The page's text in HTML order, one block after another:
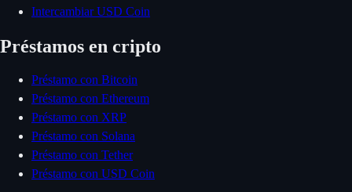
Intercambiar USD Coin
Préstamos en cripto
Préstamo con Bitcoin
Préstamo con Ethereum
Préstamo con XRP
Préstamo con Solana
Préstamo con Tether
Préstamo con USD Coin